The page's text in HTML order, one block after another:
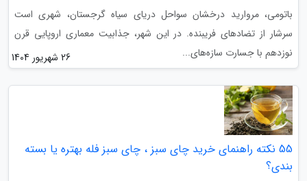
باتومی، مروارید درخشان سواحل دریای سیاه گرجستان، شهری است
سرشار از تضادهای فریبنده. در این شهر، جذابیت معماری اروپایی قرن
نوزدهم با جسارت سازه‌های...
26 شهریور 1404
55 نکته راهنمای خرید چای سبز ، چای سبز فله بهتره یا بسته
بندی؟